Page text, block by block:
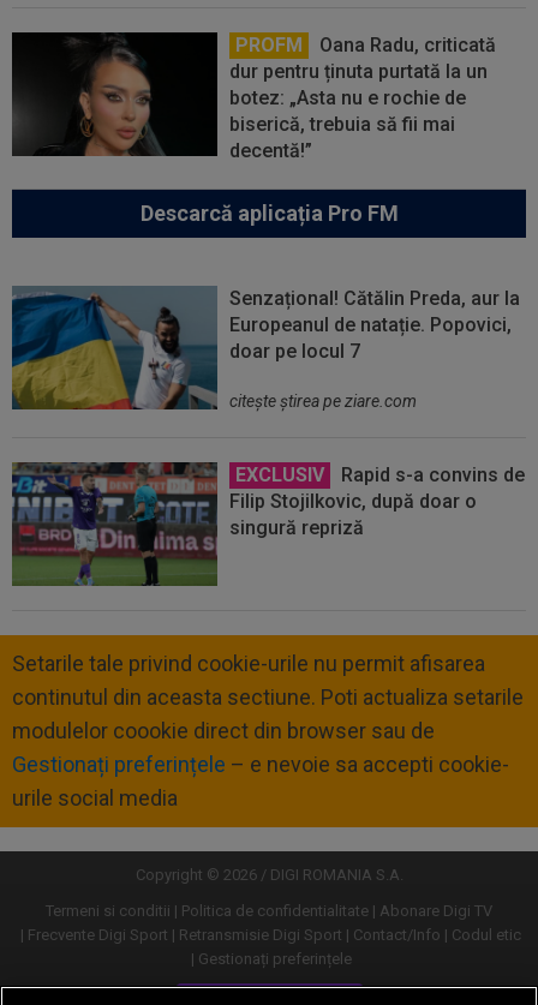
PROFM
Oana Radu, criticată
dur pentru ținuta purtată la un
botez: „Asta nu e rochie de
biserică, trebuia să fii mai
decentă!”
Descarcă aplicația Pro FM
Senzațional! Cătălin Preda, aur la
Europeanul de natație. Popovici,
doar pe locul 7
citeşte ştirea pe ziare.com
EXCLUSIV
Rapid s-a convins de
Filip Stojilkovic, după doar o
singură repriză
Setarile tale privind cookie-urile nu permit afisarea
continutul din aceasta sectiune. Poti actualiza setarile
modulelor coookie direct din browser sau de
Gestionați preferințele – e nevoie sa accepti cookie-
urile social media
Copyright © 2026 / DIGI ROMANIA S.A.
Termeni si conditii
Politica de confidentialitate
Abonare Digi TV
Frecvente Digi Sport
Retransmisie Digi Sport Contact/Info
Codul etic
Gestionați preferințele